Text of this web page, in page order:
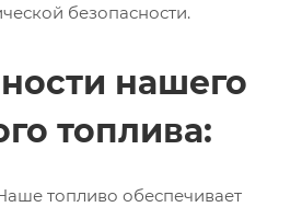
безопасности.
нашего
топлива:
топливо обеспечивает